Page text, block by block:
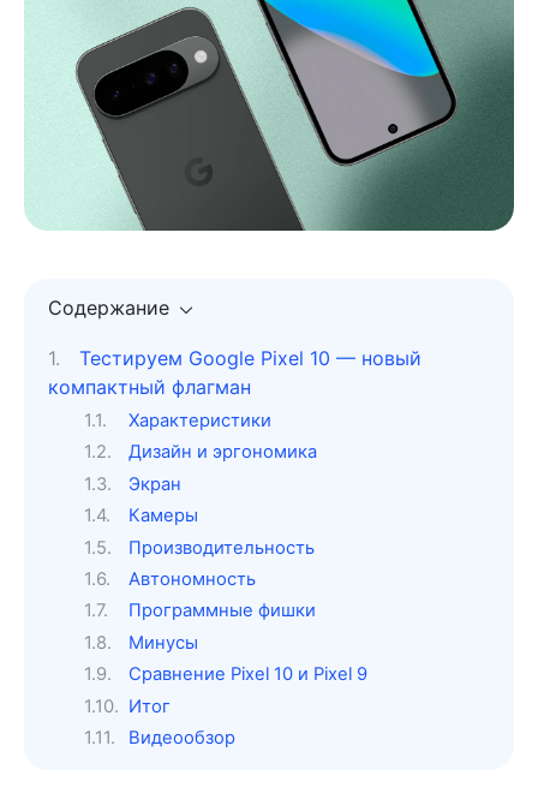
Содержание
Тестируем Google Pixel 10 — новый
компактный флагман
Характеристики
Дизайн и эргономика
Экран
Камеры
Производительность
Автономность
Программные фишки
Минусы
Сравнение Pixel 10 и Pixel 9
Итог
Видеообзор